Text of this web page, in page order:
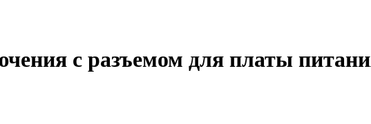
с разъемом для платы